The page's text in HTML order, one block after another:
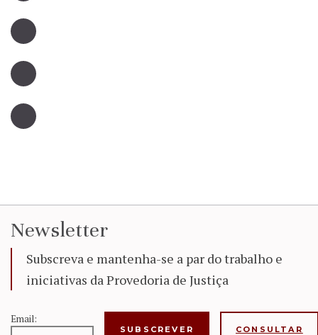
Newsletter
Subscreva e mantenha-se a par do trabalho e
iniciativas da Provedoria de Justiça
Email:
CONSULTAR